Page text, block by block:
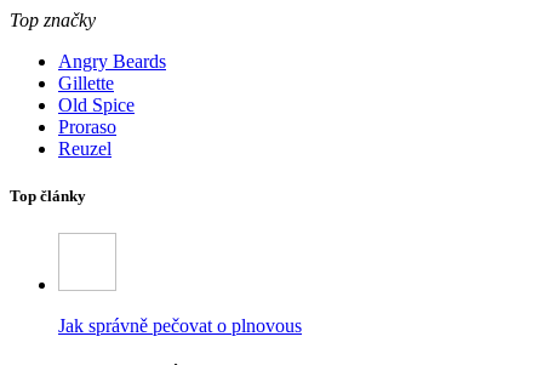
Top značky
Angry Beards
Gillette
Old Spice
Proraso
Reuzel
Top články
Jak správně pečovat o plnovous